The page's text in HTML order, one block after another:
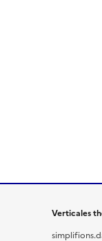
Verticales